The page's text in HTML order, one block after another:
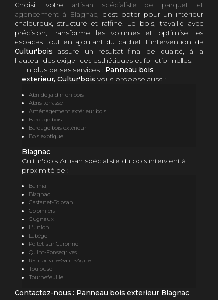
Choisir votre artisan spécialiste de parquet et
agencement à Blagnac, c’est opter pour un intérieur
chaleureux, structuré et raffiné. Le bois, travaillé avec
précision, transforme les volumes et optimise les
espaces tout en ajoutant du cachet. L’intervention de
Cultur'bois assure un résultat final de qualité, à la
hauteur des exigences esthétiques et fonctionnelles.
En plus de ses services : Panneau bois
exterieur, Cultur'bois vous propose aussi :
Abri de jardin en bois
Abris terrasse
Aménagement extérieur bois
Bardage bois
Bardage bois extérieur
Bois exotique
Blagnac
Cultur'bois Artisan spécialiste du bois intervient à
proximité de :
Balma
Blagnac
Castanet-Tolosan
Colomiers
Cugnaux
L'union
Labège
Portet-sur-Garonne
Quint-Fonsegrives
Ramonville-Saint-Agne
Toulouse
Tournefeuille
Contactez-nous : Panneau bois exterieur Blagnac